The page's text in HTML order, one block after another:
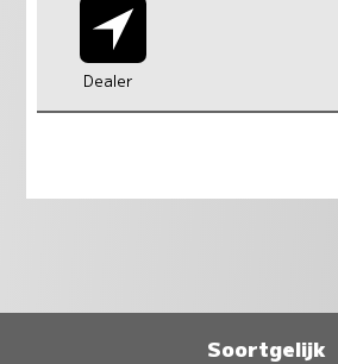
Dealer
Soortgelijk